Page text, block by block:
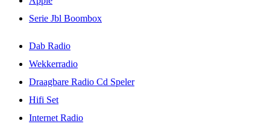
Serie Jbl Boombox
Dab Radio
Wekkerradio
Draagbare Radio Cd Speler
Hifi Set
Internet Radio